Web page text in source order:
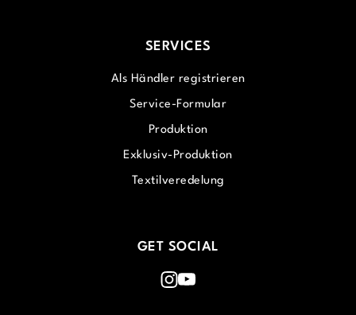
SERVICES
Als Händler registrieren
Service-Formular
Produktion
Exklusiv-Produktion
Textilveredelung
GET SOCIAL
Instagram
Youtube